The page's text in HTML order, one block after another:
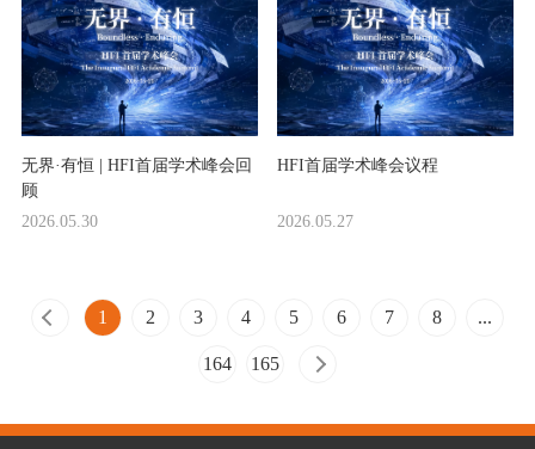
无界·有恒 | HFI首届学术峰会回
顾
2026.05.30
HFI首届学术峰会议程
2026.05.27
1 2 3 4 5 6 7 8 ...
164 165